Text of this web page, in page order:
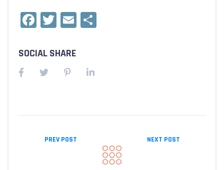
Facebook
Twitter
Email
SOCIAL SHARE
PREV POST NEXT POST